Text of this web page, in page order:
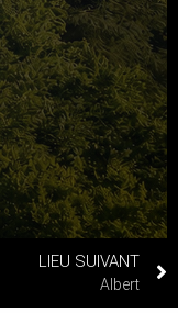
LIEU SUIVANT
Albert